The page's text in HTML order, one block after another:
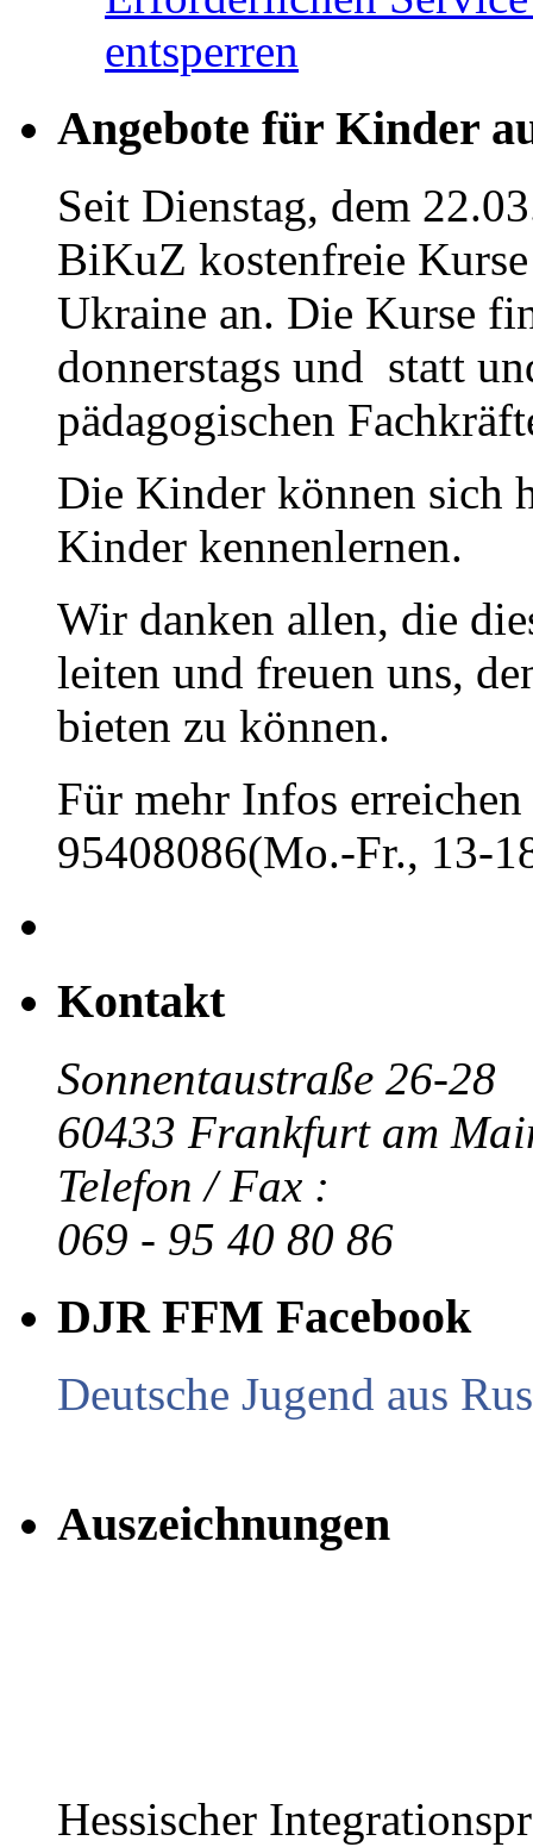
entsperren
Angebote für Kinder
Seit Dienstag, dem
BiKuZ kostenfreie
Ukraine an. Die Kurse
donnerstags und statt
pädagogischen
Die Kinder können sich
Kinder kennenlernen.
Wir danken allen, die
leiten und freuen uns,
bieten zu können.
Für mehr Infos
95408086(Mo.-Fr., 13-
Kontakt
Sonnentaustraße 26-28
60433 Frankfurt am
Telefon / Fax :
069 - 95 40 80 86
DJR FFM Facebook
Deutsche Jugend aus
Auszeichnungen
Hessischer